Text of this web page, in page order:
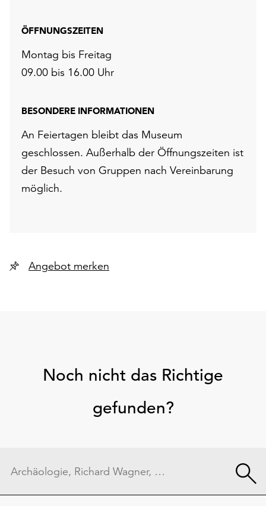
ÖFFNUNGSZEITEN
Montag bis Freitag
09.00 bis 16.00 Uhr
BESONDERE INFORMATIONEN
An Feiertagen bleibt das Museum
geschlossen. Außerhalb der Öffnungszeiten ist
der Besuch von Gruppen nach Vereinbarung
möglich.
Angebot merken
Noch nicht das Richtige
gefunden?